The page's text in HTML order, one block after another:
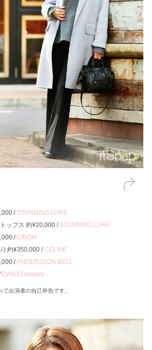
/ STUNNING LURE
ップス 約¥20,000 / STUNNING LURE
/CINOH
) 約¥350,000 /CELINE
/ANDERSSON BELL
DANJO jewelry
出演者の自己申告です。